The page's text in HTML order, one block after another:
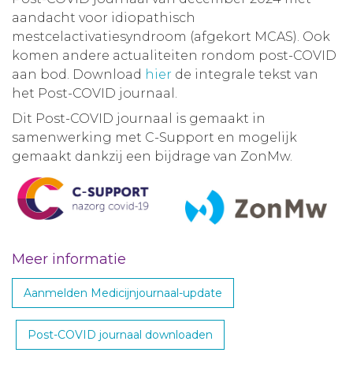
aandacht voor idiopathisch
mestcelactivatiesyndroom (afgekort MCAS). Ook
komen andere actualiteiten rondom post-COVID
aan bod. Download hier de integrale tekst van
het Post-COVID journaal.
Dit Post-COVID journaal is gemaakt in
samenwerking met C-Support en mogelijk
gemaakt dankzij een bijdrage van ZonMw.
Meer informatie
Aanmelden Medicijnjournaal-update
Post-COVID journaal downloaden